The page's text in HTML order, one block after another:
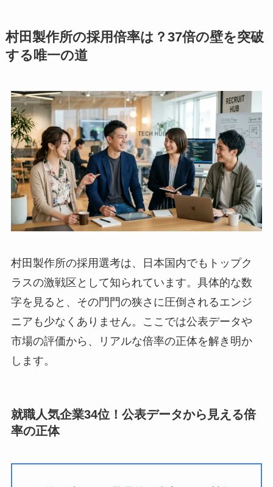
村田製作所の採用倍率は？37倍の壁を突破
する唯一の道
村田製作所の採用選考は、日本国内でもトップク
ラスの激戦区として知られています。具体的な数
字を見ると、その門門の狭さに圧倒されるエンジ
ニアも少なくありません。ここでは公表データや
市場の評価から、リアルな倍率の正体を解き明か
します。
就職人気企業34位！公表データから見える倍
率の正体